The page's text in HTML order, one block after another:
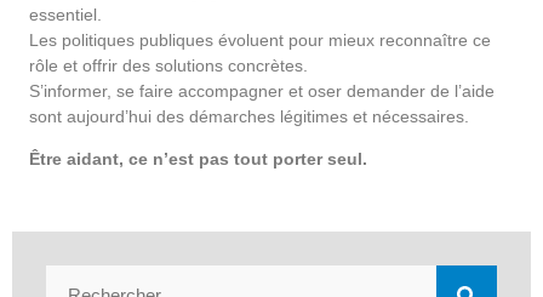
essentiel.
Les politiques publiques évoluent pour mieux reconnaître ce
rôle et offrir des solutions concrètes.
S’informer, se faire accompagner et oser demander de l’aide
sont aujourd’hui des démarches légitimes et nécessaires.
Être aidant, ce n’est pas tout porter seul.